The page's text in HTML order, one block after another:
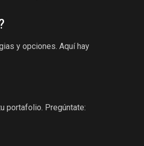
y opciones. Aquí hay
portafolio. Pregúntate: